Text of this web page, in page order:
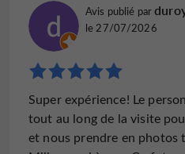
Avis publié par
le 27/07/2026
Super expérience! Le
tout au long de la visite
et nous prendre en photos